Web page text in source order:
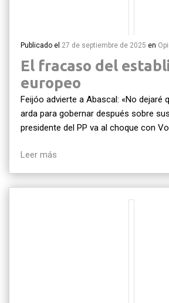
Publicado el 27 de septiembre de 2025 en
El fracaso del
europeo
Feijóo advierte a Abascal: «No dejaré
arda para gobernar después sobre
presidente del PP va al choque con
Leer más